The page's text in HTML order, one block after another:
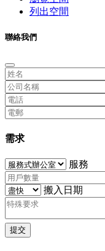
列出空間
聯絡我們
需求
服務
搬入日期
提交